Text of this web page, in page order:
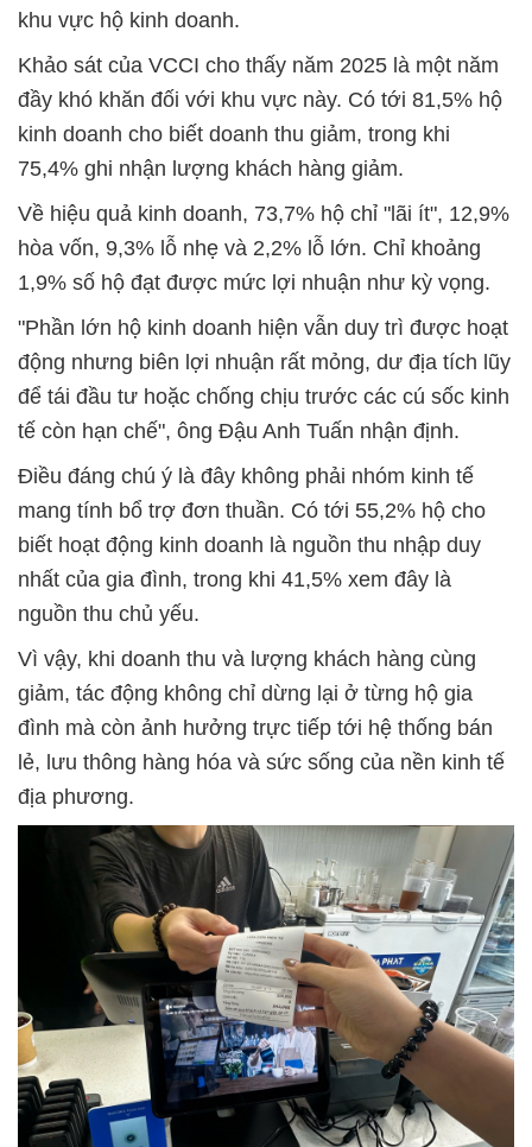
khu vực hộ kinh doanh.
Khảo sát của VCCI cho thấy năm 2025 là một năm
đầy khó khăn đối với khu vực này. Có tới 81,5% hộ
kinh doanh cho biết doanh thu giảm, trong khi
75,4% ghi nhận lượng khách hàng giảm.
Về hiệu quả kinh doanh, 73,7% hộ chỉ "lãi ít", 12,9%
hòa vốn, 9,3% lỗ nhẹ và 2,2% lỗ lớn. Chỉ khoảng
1,9% số hộ đạt được mức lợi nhuận như kỳ vọng.
"Phần lớn hộ kinh doanh hiện vẫn duy trì được hoạt
động nhưng biên lợi nhuận rất mỏng, dư địa tích lũy
để tái đầu tư hoặc chống chịu trước các cú sốc kinh
tế còn hạn chế", ông Đậu Anh Tuấn nhận định.
Điều đáng chú ý là đây không phải nhóm kinh tế
mang tính bổ trợ đơn thuần. Có tới 55,2% hộ cho
biết hoạt động kinh doanh là nguồn thu nhập duy
nhất của gia đình, trong khi 41,5% xem đây là
nguồn thu chủ yếu.
Vì vậy, khi doanh thu và lượng khách hàng cùng
giảm, tác động không chỉ dừng lại ở từng hộ gia
đình mà còn ảnh hưởng trực tiếp tới hệ thống bán
lẻ, lưu thông hàng hóa và sức sống của nền kinh tế
địa phương.